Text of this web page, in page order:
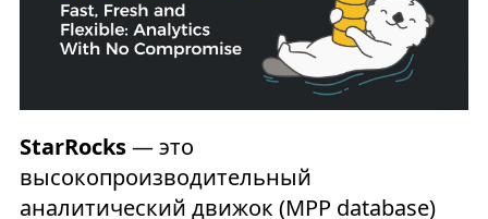
StarRocks— это
высокопроизводительный
аналитический движок (MPP database)